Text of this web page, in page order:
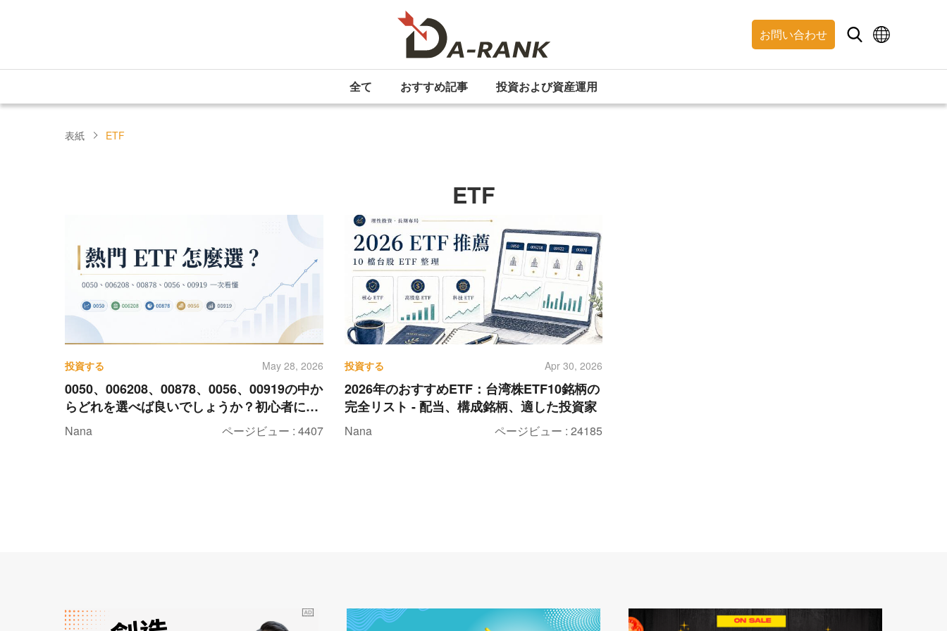
お問い合わせ
全て おすすめ記事 投資および資産運用
表紙 ETF
ETF
投資する May 28, 2026
0050、006208、00878、0056、00919の中か
らどれを選べば良いでしょうか？初心者にも
分かりやすい、人気ETFのおすすめ比較表で
す。
Nana ページビュー : 4407
投資する Apr 30, 2026
2026年のおすすめETF：台湾株ETF10銘柄の
完全リスト - 配当、構成銘柄、適した投資家
Nana ページビュー : 24185